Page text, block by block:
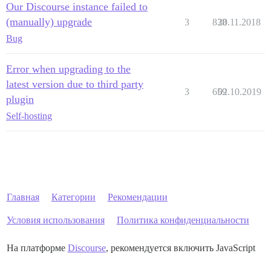
Our Discourse instance failed to
(manually) upgrade
Bug
3 838
20.11.2018
Error when upgrading to the
latest version due to third party
plugin
Self-hosting
3 659
02.10.2019
Главная Категории Рекомендации
Условия использования Политика конфиденциальности
На платформе Discourse, рекомендуется включить JavaScript